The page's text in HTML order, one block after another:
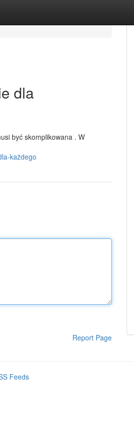
dla
być skomplikowana . W
każdego
Report Page
Feeds